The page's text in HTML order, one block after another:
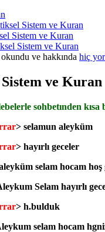
Sistem ve Kuran
Sistem ve Kuran
Sistem ve Kuran
okundu ve hakkında hiç
ve Kuran
sohbetınden
> selamun aleyküm
> hayırlı geceler
selam hocam hoş
Selam hayırlı
> h.bulduk
selam hocam